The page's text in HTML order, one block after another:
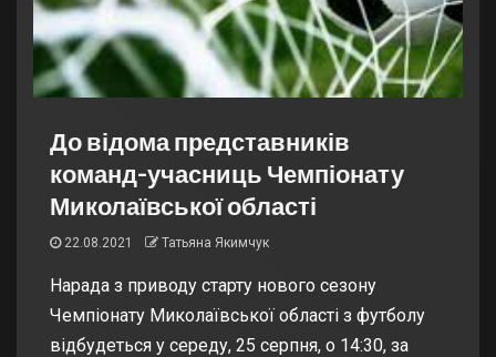
До відома представників
команд-учасниць Чемпіонату
Миколаївської області
22.08.2021 Татьяна Якимчук
Нарада з приводу старту нового сезону
Чемпіонату Миколаївської області з футболу
відбудеться у середу, 25 серпня, о 14:30, за